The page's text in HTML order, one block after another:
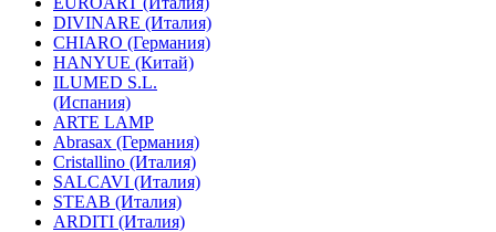
DIVINARE (Италия)
CHIARO (Германия)
HANYUE (Китай)
ILUMED S.L.
(Испания)
ARTE LAMP
Abrasax (Германия)
Cristallino (Италия)
SALCAVI (Италия)
STEAB (Италия)
ARDITI (Италия)